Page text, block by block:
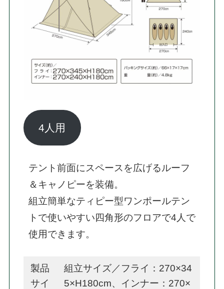
4人用
テント前面にスペースを広げるルーフ
＆キャノピーを装備。
組立簡単なティピー型ワンポールテン
トで使いやすい四角形のフロアで4人で
使用できます。
製品
サイ
組立サイズ／フライ：270×34
5×H180cm、インナー：270×